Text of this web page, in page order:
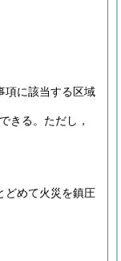
項に該当する区域
きる。 ただし，
どめて火災を鎮圧